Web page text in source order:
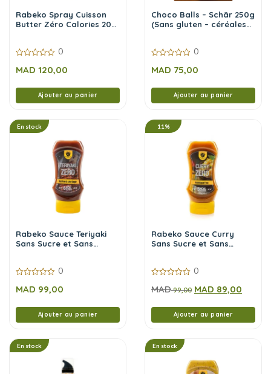
Rabeko Spray Cuisson
Butter Zéro Calories 200
sur
0
MAD 120,00
Ajouter au panier
Choco Balls – Schär 250g
(Sans gluten – céréales
sur
0
MAD 75,00
Ajouter au panier
En stock
Rabeko Sauce Teriyaki
Sans Sucre et Sans
sur
0
MAD 99,00
Ajouter au panier
11%
Rabeko Sauce Curry
Sans Sucre et Sans
sur
0
MAD99,00 MAD 89,00
Ajouter au panier
En stock En stock